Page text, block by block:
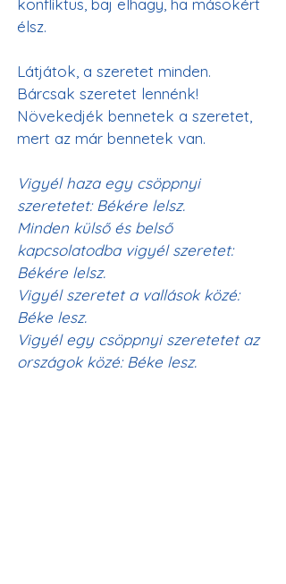
konfliktus, baj elhagy, ha másokért
élsz.
Látjátok, a szeretet minden.
Bárcsak szeretet lennénk!
Növekedjék bennetek a szeretet,
mert az már bennetek van.
Vigyél haza egy csöppnyi
szeretetet: Békére lelsz.
Minden külső és belső
kapcsolatodba vigyél szeretet:
Békére lelsz.
Vigyél szeretet a vallások közé:
Béke lesz.
Vigyél egy csöppnyi szeretetet az
országok közé: Béke lesz.